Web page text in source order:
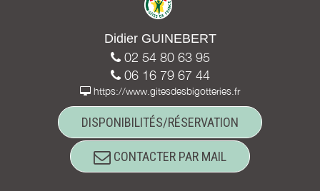
Didier GUINEBERT
02 54 80 63 95
06 16 79 67 44
https://www.gitesdesbigotteries.fr
DISPONIBILITÉS/RÉSERVATION
CONTACTER PAR MAIL